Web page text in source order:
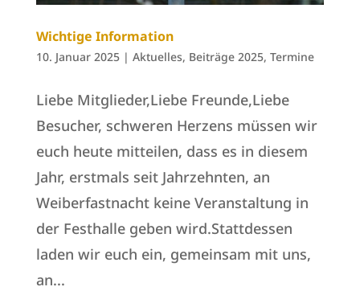
Wichtige Information
10. Januar 2025| Aktuelles, Beiträge 2025, Termine
Liebe Mitglieder,Liebe Freunde,Liebe
Besucher, schweren Herzens müssen wir
euch heute mitteilen, dass es in diesem
Jahr, erstmals seit Jahrzehnten, an
Weiberfastnacht keine Veranstaltung in
der Festhalle geben wird.Stattdessen
laden wir euch ein, gemeinsam mit uns,
an...